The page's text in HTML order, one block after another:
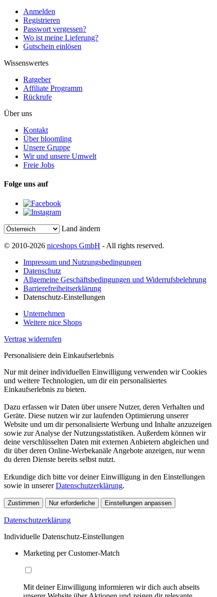
Anmelden
Registrieren
Passwort vergessen?
Wo ist meine Lieferung?
Gutschein einlösen
Wissenswertes
Ratgeber
Affiliate Programm
Rückrufe
Über uns
Kontakt
Über bloomling
Unsere Gruppe
Wir und unsere Umwelt
Freie Jobs
Folge uns auf
Land ändern
© 2010-2026 niceshops GmbH - All rights reserved.
Impressum und Nutzungsbedingungen
Datenschutz
Allgemeine Geschäftsbedingungen und Widerrufsbelehrung
Barrierefreiheitserklärung
Datenschutz-Einstellungen
Unternehmen
Weitere nice Shops
Vertrag widerrufen
Personalisiere dein Einkaufserlebnis
Nur mit deiner individuellen Einwilligung verwenden wir Cookies
und weitere Technologien, um dir ein personalisiertes
Einkaufserlebnis zu bieten.
Dazu erfassen wir Daten über unsere Nutzer, deren Verhalten und
Geräte. Diese nutzen wir zur laufenden Optimierung unserer
Website und um dir personalisierte Werbung und Inhalte anzuzeigen
sowie zur Analyse der Nutzungsstatistiken. Außerdem können wir
deine verschlüsselten Daten mit externen Anbietern abgleichen und
dir über deren Online-Werbekanäle Angebote anzeigen, nur wenn
du deren Dienste bereits selbst nutzt.
Erkundige dich bitte vor deiner Einwilligung in den Einstellungen
sowie in unsererDatenschutzerklärung.
Zustimmen Nur erforderliche Einstellungen anpassen
Datenschutzerklärung
Individuelle Datenschutz-Einstellungen
Marketing per Customer-Match
Mit deiner Einwilligung informieren wir dich auch abseits